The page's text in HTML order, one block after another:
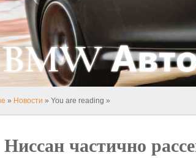
» Новости » You are reading »
Ниссан частично